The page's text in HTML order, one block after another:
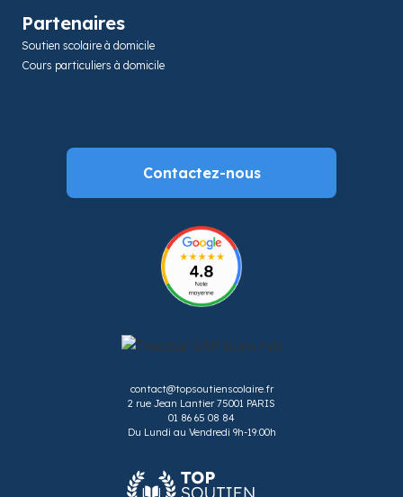
Partenaires
Soutien scolaire à domicile
Cours particuliers à domicile
contact@topsoutienscolaire.fr
2 rue Jean Lantier 75001 PARIS
01 86 65 08 84
Du Lundi au Vendredi 9h-19:00h
Contactez-nous